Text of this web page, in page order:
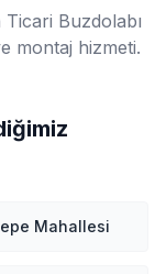
Buzdolabı
montaj hizmeti.
Mahallesi